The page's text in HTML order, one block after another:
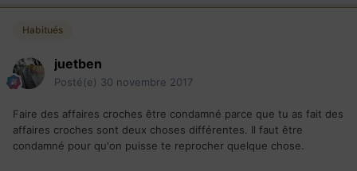
Habitués
juetben
Posté(e) 30 novembre 2017
Faire des affaires croches être condamné parce que tu as fait des
affaires croches sont deux choses différentes. Il faut être
condamné pour qu'on puisse te reprocher quelque chose.